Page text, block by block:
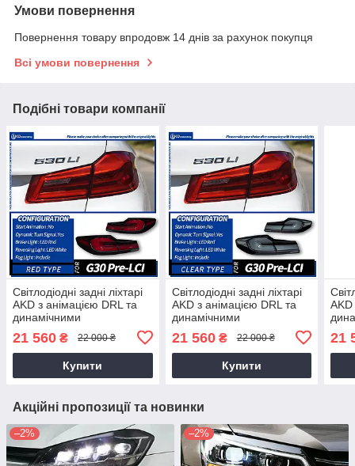
Умови повернення
Повернення товару впродовж 14 днів за рахунок покупця
Всі умови повернення
Подібні товари компанії
Світлодіодні задні ліхтарі
AKD з анімацією DRL та
динамічними
поворотниками для BMW
5 серії G30/G38/F90
(2017–2020)
21 560 ₴ 22 000 ₴
Купити
Світлодіодні задні ліхтарі
AKD з анімацією DRL та
динамічними
поворотниками для BMW
5 серії G30/G38/F90
(2017–2020)
21 560₴ 22 000 ₴
Купити
AKD
5
21
Акційні пропозиції та новинки
–2% –2%